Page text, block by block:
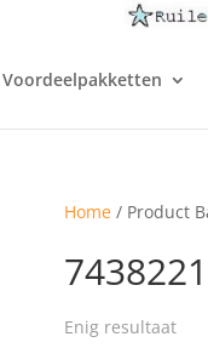
Voordeelpakketten
Home/ Product
Enig resultaat